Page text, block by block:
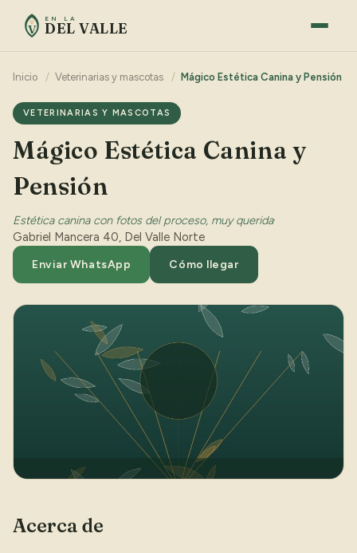
V
EN LA
DEL VALLE
Inicio / Veterinarias y mascotas / Mágico Estética Canina y Pensión
VETERINARIAS Y MASCOTAS
Mágico Estética Canina y
Pensión
Estética canina con fotos del proceso, muy querida·
Gabriel Mancera 40, Del Valle Norte
Enviar WhatsApp Cómo llegar
Acerca de